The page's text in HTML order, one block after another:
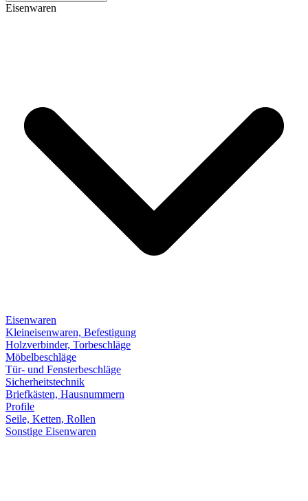
Eisenwaren
Eisenwaren
Kleineisenwaren, Befestigung
Holzverbinder, Torbeschläge
Möbelbeschläge
Tür- und Fensterbeschläge
Sicherheitstechnik
Briefkästen, Hausnummern
Profile
Seile, Ketten, Rollen
Sonstige Eisenwaren